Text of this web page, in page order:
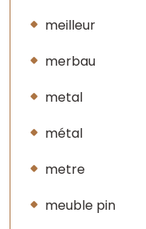
meilleur
merbau
metal
métal
metre
meuble pin